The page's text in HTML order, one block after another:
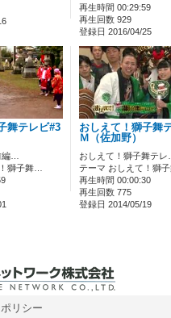
再生時間 00:29:59
再生回数 929
登録日 2016/04/25
舞テレビ#3
…
獅子舞…
おしえて！獅子舞
Ｍ（佐加野）
おしえて！獅子舞テレ…
テーマ おしえて！獅子
再生時間 00:00:30
再生回数 775
登録日 2014/05/19
リシー